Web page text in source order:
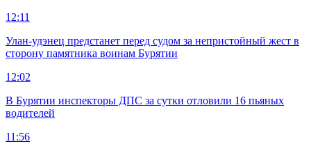
12:11
Улан-удэнец предстанет перед судом за непристойный жест в
сторону памятника воинам Бурятии
12:02
В Бурятии инспекторы ДПС за сутки отловили 16 пьяных
водителей
11:56